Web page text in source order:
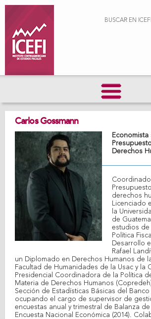
principalBUSCAR EN
Carlos Gossmann
Derechos
derechos
Licenciado
la
de
estudios de
Política
Desarrollo
Rafael
un Diplomado en Derechos Humanos de
Facultad de Humanidades de la Usac y la
Presidencial Coordinadora de la Política
Materia de Derechos Humanos
Sección de Estadísticas Básicas del
ocupando el cargo de supervisor de
encuestas anual y trimestral de Balanza
Encuesta Nacional Económica (2014).